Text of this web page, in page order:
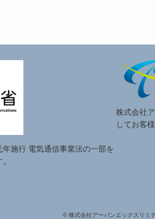
施行 電気通信事業法の一部を
株式会社
してお客
©株式会社アーバンエックスリミ